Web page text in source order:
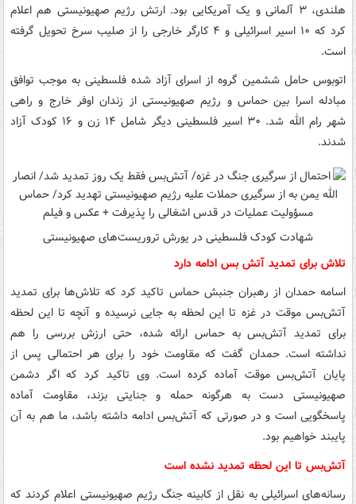
هلندی، ۳ آلمانی و یک آمریکایی بود. ارتش رژیم صهیونیستی هم اعلام
کرد که ۱۰ اسیر اسرائیلی و ۴ کارگر خارجی را از صلیب سرخ تحویل گرفته
است.
اتوبوس حامل ششمین گروه از اسرای آزاد شده فلسطینی به موجب توافق
مبادله اسرا بین حماس و رژیم صهیونیستی از زندان اوفر خارج و راهی
شهر رام الله شد. ۳۰ اسیر فلسطینی دیگر شامل ۱۴ زن و ۱۶ کودک آزاد
شدند.
شهادت کودک فلسطینی در یورش تروریست‌های صهیونیستی
تلاش برای تمدید آتش بس ادامه دارد
اسامه حمدان از رهبران جنبش حماس تاکید کرد که تلاش‌ها برای تمدید
آتش‌بس موقت در غزه تا این لحظه به جایی نرسیده و آنچه تا این لحظه
برای تمدید آتش‌بس به حماس ارائه شده، حتی ارزش بررسی را هم
نداشته است. حمدان گفت که مقاومت خود را برای هر احتمالی پس از
پایان آتش‌بس موقت آماده کرده است. وی تاکید کرد که اگر دشمن
صهیونیستی دست به هرگونه حمله و جنایتی بزند، مقاومت آماده
پاسخگویی است و در صورتی که آتش‌بس ادامه داشته باشد، ما هم به آن
پایبند خواهیم بود.
آتش‌بس تا این لحظه تمدید نشده است
رسانه‌های اسرائیلی به نقل از کابینه جنگ رژیم صهیونیستی اعلام کردند که